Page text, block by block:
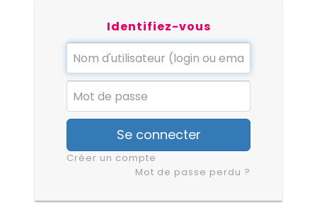
Identifiez-vous
Se connecter
Créer un compte
Mot de passe perdu ?